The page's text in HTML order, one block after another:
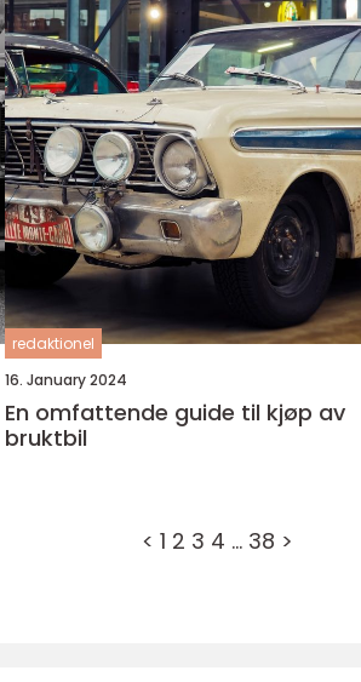
redaktionel
16. January 2024
En omfattende guide til kjøp av
bruktbil
< 1 2 3 4 … 38 >